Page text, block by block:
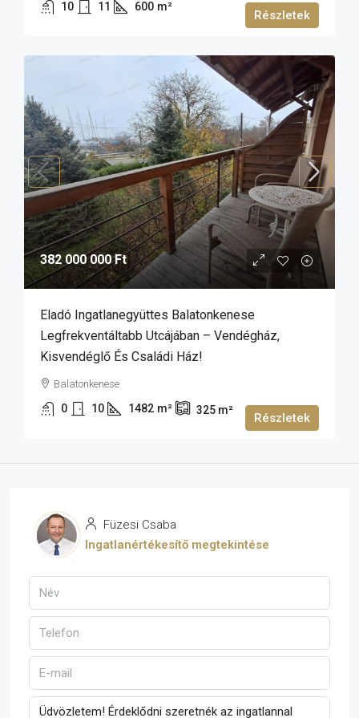
10 11 600 m²
Részletek
382 000 000 Ft
Eladó Ingatlanegyüttes Balatonkenese
Legfrekventáltabb Utcájában – Vendégház,
Kisvendéglő És Családi Ház!
Balatonkenese
0 10 1482 m² 325 m²
Részletek
Füzesi Csaba
Ingatlanértékesítő megtekintése